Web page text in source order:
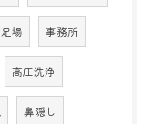
足場 事務所
高圧洗浄
鼻隠し